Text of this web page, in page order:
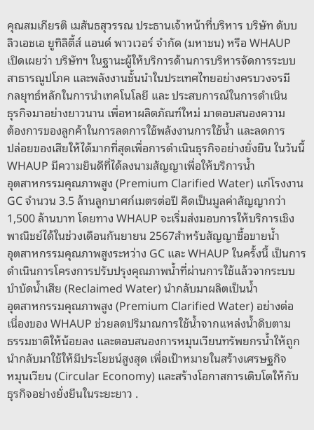
คุณสมเกียรติ เมสันธสุวรรณ ประธานเจ้าหน้าที่บริหาร บริษัท ดับบ
ลิวเอชเอ ยูทิลิตี้ส์ แอนด์ พาวเวอร์ จำกัด (มหาชน) หรือ WHAUP
เปิดเผยว่า บริษัทฯ ในฐานะผู้ให้บริการด้านการบริหารจัดการระบบ
สาธารณูปโภค และพลังงานชั้นนำในประเทศไทยอย่างครบวงจรมี
กลยุทธ์หลักในการนำเทคโนโลยี และ ประสบการณ์ในการดำเนิน
ธุรกิจมาอย่างยาวนาน เพื่อหาผลิตภัณฑ์ใหม่ มาตอบสนองความ
ต้องการของลูกค้าในการลดการใช้พลังงานการใช้น้ำ และลดการ
ปล่อยของเสียให้ได้มากที่สุดเพื่อการดำเนินธุรกิจอย่างยั่งยืน ในวันนี้
WHAUP มีความยินดีที่ได้ลงนามสัญญาเพื่อให้บริการน้ำ
อุตสาหกรรมคุณภาพสูง (Premium Clarified Water) แก่โรงงาน
GC จำนวน 3.5 ล้านลูกบาศก์เมตรต่อปี คิดเป็นมูลค่าสัญญากว่า
1,500 ล้านบาท โดยทาง WHAUP จะเริ่มส่งมอบการให้บริการเชิง
พาณิชย์ได้ในช่วงเดือนกันยายน 2567สำหรับสัญญาซื้อขายน้ำ
อุตสาหกรรมคุณภาพสูงระหว่าง GC และ WHAUP ในครั้งนี้ เป็นการ
ดำเนินการโครงการปรับปรุงคุณภาพน้ำที่ผ่านการใช้แล้วจากระบบ
บำบัดน้ำเสีย (Reclaimed Water) นำกลับมาผลิตเป็นน้ำ
อุตสาหกรรมคุณภาพสูง (Premium Clarified Water) อย่างต่อ
เนื่องของ WHAUP ช่วยลดปริมาณการใช้น้ำจากแหล่งน้ำดิบตาม
ธรรมชาติให้น้อยลง และตอบสนองการหมุนเวียนทรัพยกรน้ำให้ถูก
นำกลับมาใช้ให้มีประโยชน์สูงสุด เพื่อเป้าหมายในสร้างเศรษฐกิจ
หมุนเวียน (Circular Economy) และสร้างโอกาสการเติบโตให้กับ
ธุรกิจอย่างยั่งยืนในระยะยาว .